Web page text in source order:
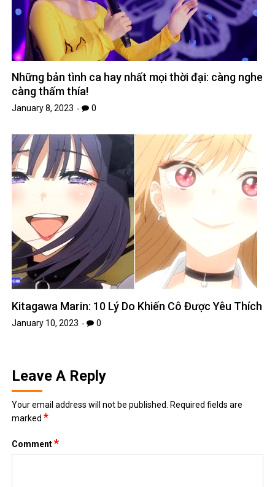
Những bản tình ca hay nhất mọi thời đại: càng nghe
càng thấm thía!
January 8, 2023 0
Kitagawa Marin: 10 Lý Do Khiến Cô Được Yêu Thích
January 10, 2023 0
Leave A Reply
Your email address will not be published. Required fields are
marked*
Comment*